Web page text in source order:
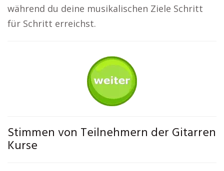
während du deine musikalischen Ziele Schritt
für Schritt erreichst.
Stimmen von Teilnehmern der Gitarren
Kurse